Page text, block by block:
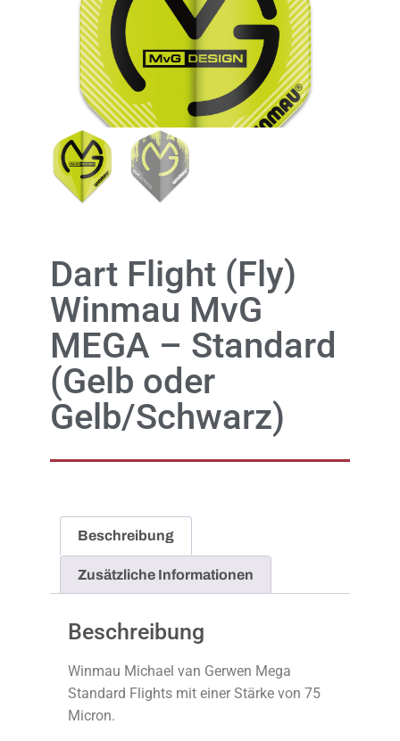
Dart Flight (Fly)
Winmau MvG
MEGA – Standard
(Gelb oder
Gelb/Schwarz)
Beschreibung
Zusätzliche Informationen
Beschreibung
Winmau Michael van Gerwen Mega
Standard Flights mit einer Stärke von 75
Micron.